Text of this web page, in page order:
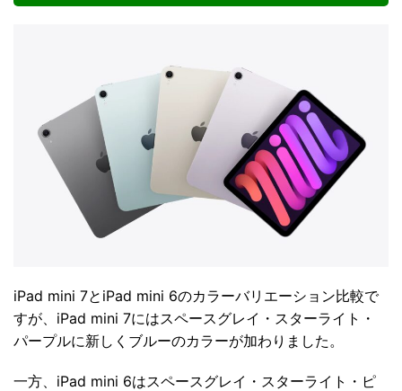
iPad mini 7とiPad mini 6のカラーバリエーション比較で
すが、iPad mini 7にはスペースグレイ・スターライト・
パープルに新しくブルーのカラーが加わりました。
一方、iPad mini 6はスペースグレイ・スターライト・ピ